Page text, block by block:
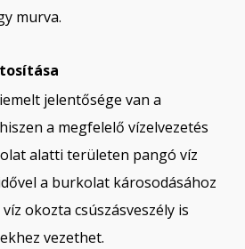
murva.
jelentősége van a
a megfelelő vízelvezetés
alatti területen pangó víz
a burkolat károsodásához
okozta csúszásveszély is
vezethet.